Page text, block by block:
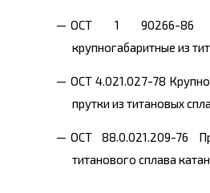
ОСТ 1 90266-86
крупногабаритные из
ОСТ 4.021.027-78
прутки из титановых
ОСТ 88.0.021.209-76
титанового сплава